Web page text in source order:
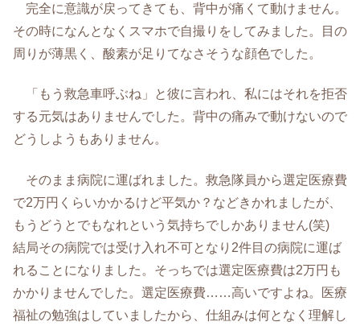
完全に意識が戻ってきても、背中が痛くて動けません。
その時になんとなくスマホで自撮りをしてみました。目の
周りが薄黒く、酸素が足りてなさそうな顔色でした。
「もう救急車呼ぶね」と彼に言われ、私にはそれを拒否
する元気はありませんでした。背中の痛みで動けないので
どうしようもありません。
そのまま病院に運ばれました。救急隊員から選定医療費
で2万円くらいかかるけど平気か？などきかれましたが、
もうどうとでもなれという気持ちでしかありません(笑)
結局その病院では受け入れ不可となり2件目の病院に運ば
れることになりました。そっちでは選定医療費は2万円も
かかりませんでした。選定医療費……高いですよね。医療
福祉の勉強はしていましたから、仕組みは何となく理解し